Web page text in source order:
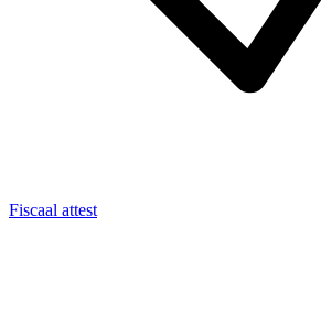
Fiscaal attest